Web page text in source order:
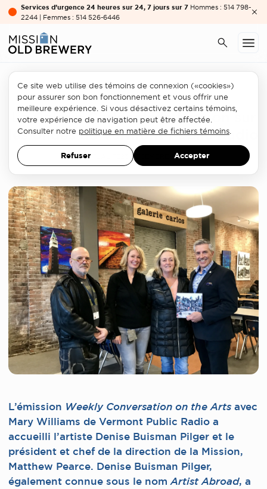
Services d’urgence 24 heures sur 24, 7 jours sur 7 Hommes : 514 798-
2244 | Femmes : 514 526-6446
Galerie Mission Old Brewery
La Galerie Carlos de la Mission sur
les ondes de Vermont Public Radio
ACTUALITÉ 23 DÉCEMBRE 2016
L’émission Weekly Conversation on the Artsavec
Mary Williams de Vermont Public Radio a
accueilli l’artiste Denise Buisman Pilger et le
président et chef de la direction de la Mission,
Matthew Pearce. Denise Buisman Pilger,
également connue sous le nomArtist Abroad, a
Ce site web utilise des témoins de connexion («cookies»)
pour assurer son bon fonctionnement et vous offrir une
meilleure expérience. Si vous désactivez certains témoins,
votre expérience de navigation peut être affectée.
Consulter notre politique en matière de fichiers témoins
Refuser Accepter